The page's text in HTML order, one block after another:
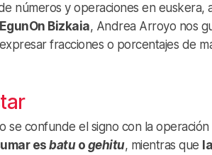
números y operaciones en euskera,
EgunOn Bizkaia, Andrea Arroyo nos
fracciones o porcentajes de
se confunde el signo con la operación
esbatuo gehitu, mientras que la